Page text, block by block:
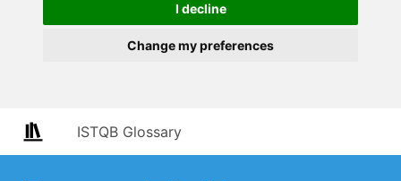
I decline
Change my preferences
ISTQB Glossary